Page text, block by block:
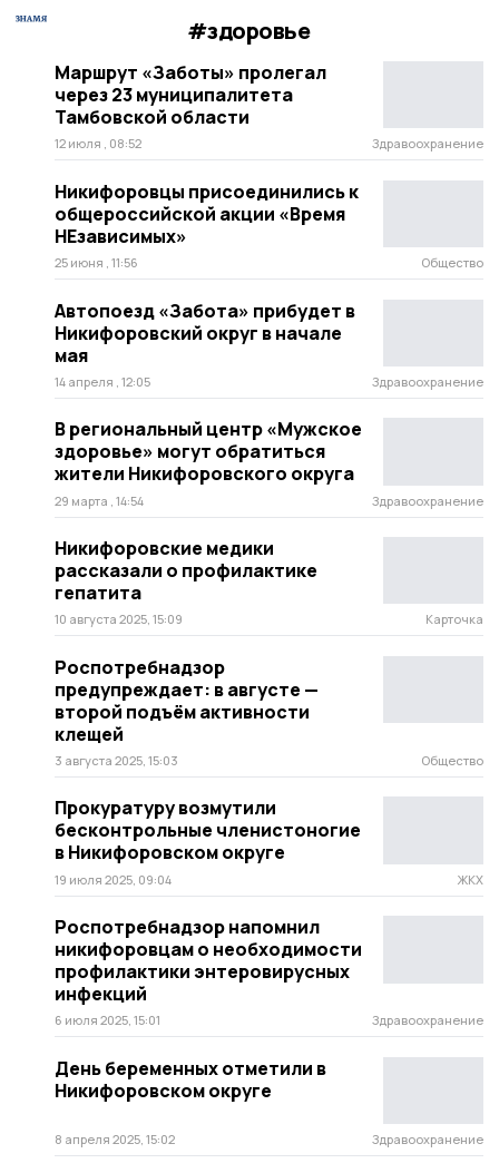
#здоровье
Маршрут «Заботы» пролегал
через 23 муниципалитета
Тамбовской области
12 июля , 08:52 Здравоохранение
Никифоровцы присоединились к
общероссийской акции «Время
НЕзависимых»
25 июня , 11:56 Общество
Автопоезд «Забота» прибудет в
Никифоровский округ в начале
мая
14 апреля , 12:05 Здравоохранение
В региональный центр «Мужское
здоровье» могут обратиться
жители Никифоровского округа
29 марта , 14:54 Здравоохранение
Никифоровские медики
рассказали о профилактике
гепатита
10 августа 2025, 15:09 Карточка
Роспотребнадзор
предупреждает: в августе —
второй подъём активности
клещей
3 августа 2025, 15:03 Общество
Прокуратуру возмутили
бесконтрольные членистоногие
в Никифоровском округе
19 июля 2025, 09:04 ЖКХ
Роспотребнадзор напомнил
никифоровцам о необходимости
профилактики энтеровирусных
инфекций
6 июля 2025, 15:01 Здравоохранение
День беременных отметили в
Никифоровском округе
8 апреля 2025, 15:02 Здравоохранение